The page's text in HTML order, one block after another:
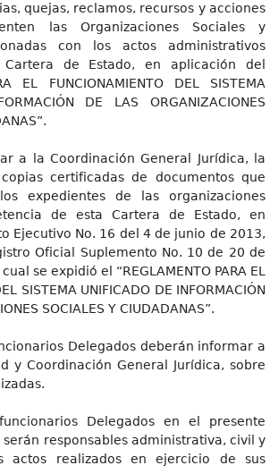
quejas, reclamos, recursos y acciones
las Organizaciones Sociales y
con los actos administrativos
de Estado, en aplicación del
EL FUNCIONAMIENTO DEL SISTEMA
DE LAS ORGANIZACIONES
a la Coordinación General Jurídica, la
certificadas de documentos que
expedientes de las organizaciones
de esta Cartera de Estado, en
Ejecutivo No. 16 del 4 de junio de 2013,
Oficial Suplemento No. 10 de 20 de
se expidió el “REGLAMENTO PARA EL
SISTEMA UNIFICADO DE INFORMACIÓN
SOCIALES Y CIUDADANAS”.
Delegados deberán informar a
y Coordinación General Jurídica, sobre
Delegados en el presente
responsables administrativa, civil y
actos realizados en ejercicio de sus